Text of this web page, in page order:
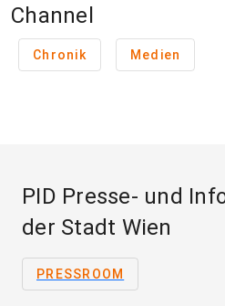
Channel
Chronik Medien
PID Presse- und
der Stadt Wien
PRESSROOM